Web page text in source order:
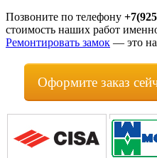
Позвоните по телефону
стоимость наших работ
Ремонтировать замок — это
Оформите заказ